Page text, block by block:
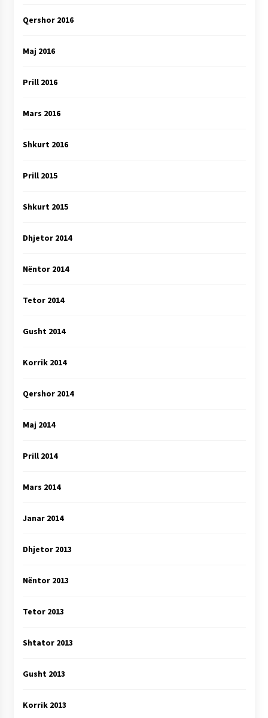
Qershor 2016
Maj 2016
Prill 2016
Mars 2016
Shkurt 2016
Prill 2015
Shkurt 2015
Dhjetor 2014
Nëntor 2014
Tetor 2014
Gusht 2014
Korrik 2014
Qershor 2014
Maj 2014
Prill 2014
Mars 2014
Janar 2014
Dhjetor 2013
Nëntor 2013
Tetor 2013
Shtator 2013
Gusht 2013
Korrik 2013